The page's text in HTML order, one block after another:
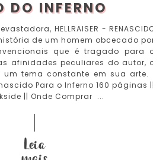
DO INFERNO
HELLRAISER - RENASCIDO
história de um homem obcecado por
que é tragado para o
afinidades peculiares do autor, o
um tema constante em sua arte.
Para o Inferno 160 páginas ||
|| Onde Comprar ...